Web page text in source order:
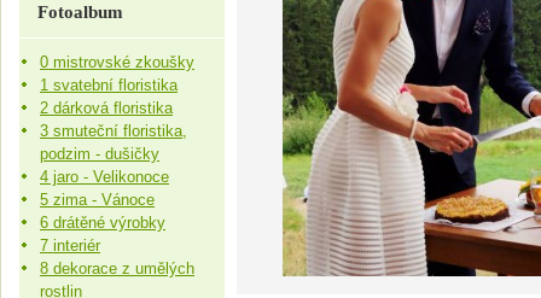
Fotoalbum
0 mistrovské zkoušky
1 svatební floristika
2 dárková floristika
3 smuteční floristika,
podzim - dušičky
4 jaro - Velikonoce
5 zima - Vánoce
6 drátěné výrobky
7 interiér
8 dekorace z umělých
rostlin